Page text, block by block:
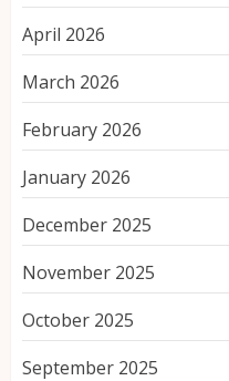
April 2026
March 2026
February 2026
January 2026
December 2025
November 2025
October 2025
September 2025